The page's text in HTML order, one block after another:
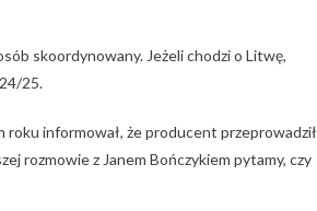
skoordynowany. Jeżeli chodzi o Litwę,
25.
roku informował, że producent przeprowadził
rozmowie z Janem Bończykiem pytamy, czy